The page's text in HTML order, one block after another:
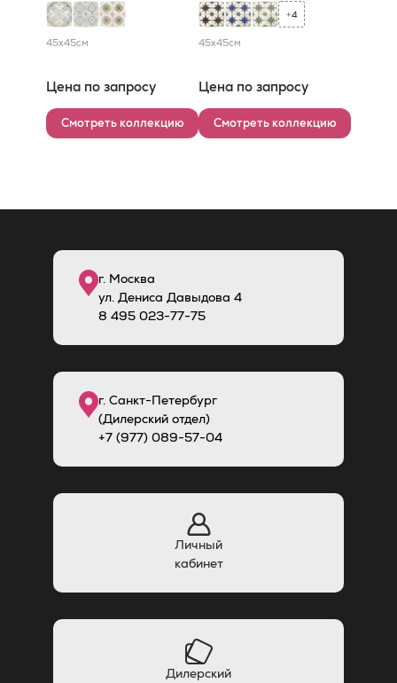
45x45см
Цена по запросу
Смотреть коллекцию
+4
45x45см
Цена по запросу
Смотреть коллекцию
г. Москва
ул. Дениса Давыдова 4
8 495 023-77-75
г. Санкт-Петербург
(Дилерский отдел)
+7 (977) 089-57-04
Личный
кабинет
Дилерский